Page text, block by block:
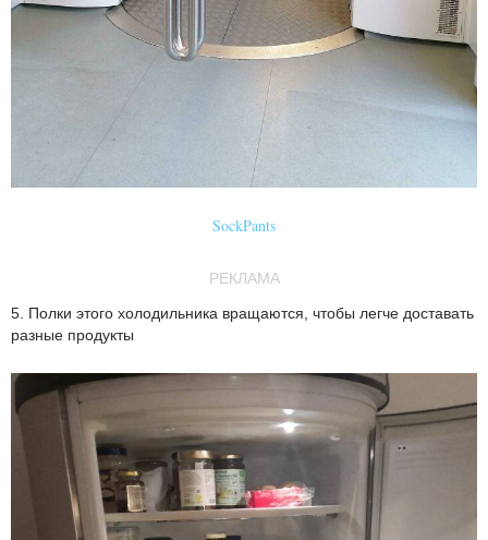
SockPants
РЕКЛАМА
5. Полки этого холодильника вращаются, чтобы легче доставать
разные продукты